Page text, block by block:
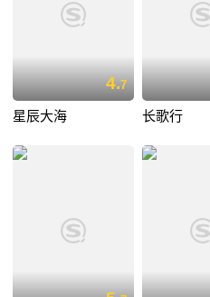
4.7
星辰大海 长歌行